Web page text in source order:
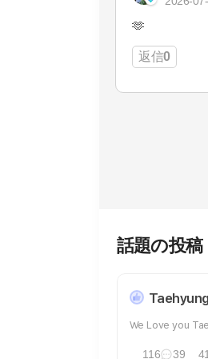
🫶
返信0
話題の投稿
We Love you
116 39